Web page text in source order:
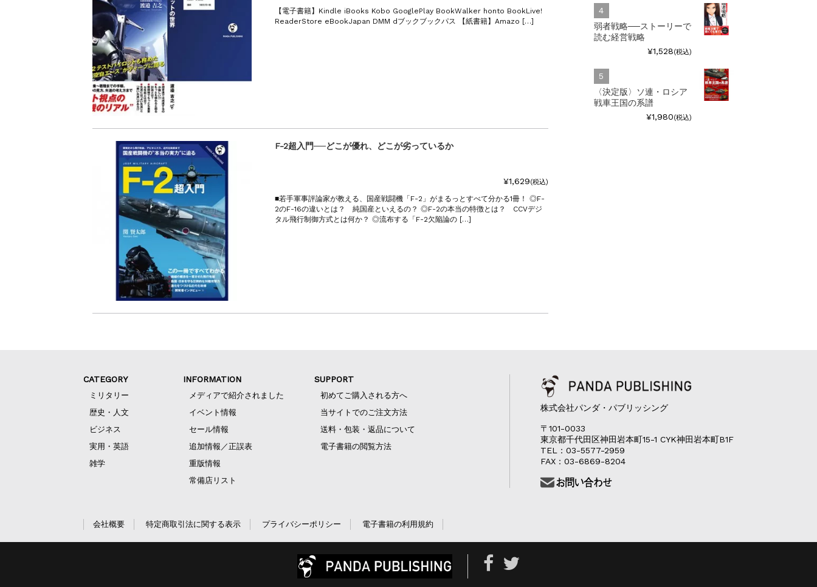
【電子書籍】Kindle iBooks Kobo GooglePlay BookWalker honto BookLive!
ReaderStore eBookJapan DMM dブックブックパス 【紙書籍】Amazo […]
F-2超入門──どこが優れ、どこが劣っているか
¥1,629(税込)
■若手軍事評論家が教える、国産戦闘機「F-2」がまるっとすべて分かる1冊！ ◎F-
2のF-16の違いとは？ 純国産といえるの？ ◎F-2の本当の特徴とは？ CCVデジ
タル飛行制御方式とは何か？ ◎流布する「F-2欠陥論の […]
弱者戦略──ストーリーで
読む経営戦略
¥1,528(税込)
〈決定版〉ソ連・ロシア
戦車王国の系譜
¥1,980(税込)
株式会社パンダ・パブリッシング
〒101-0033
東京都千代田区神田岩本町15-1 CYK神田岩本町B1F
TEL：03-5577-2959
FAX：03-6869-8204
CATEGORY
ミリタリー
歴史・人文
ビジネス
実用・英語
雑学
INFORMATION
メディアで紹介されました
イベント情報
セール情報
追加情報／正誤表
重版情報
常備店リスト
SUPPORT
初めてご購入される方へ
当サイトでのご注文方法
送料・包装・返品について
電子書籍の閲覧方法
会社概要 特定商取引法に関する表示 プライバシーポリシー 電子書籍の利用規約